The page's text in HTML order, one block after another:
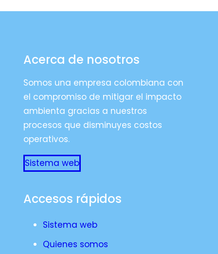
Acerca de nosotros
Somos una empresa colombiana con
el compromiso de mitigar el impacto
ambienta gracias a nuestros
procesos que disminuyes costos
operativos.
Sistema web
Accesos rápidos
Sistema web
Quienes somos